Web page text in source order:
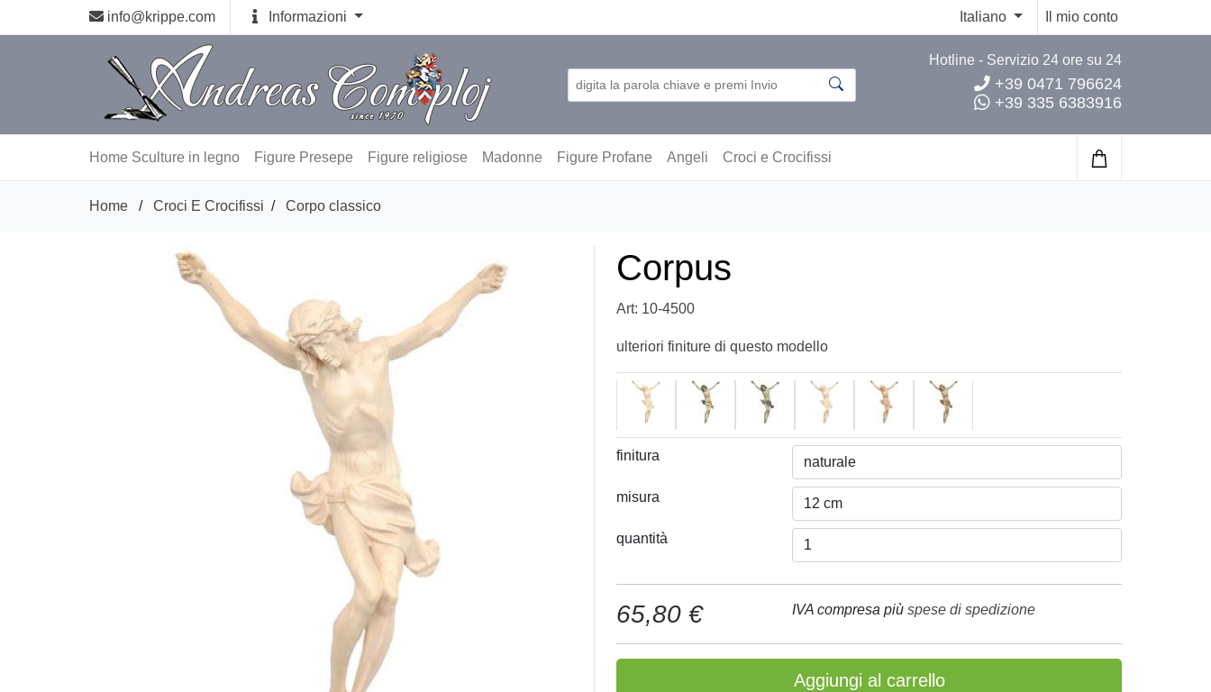
info@krippe.com Informazioni Italiano Il mio conto
Hotline - Servizio 24 ore su 24
+39 0471 796624
+39 335 6383916
Home Sculture in legno Figure Presepe Figure religiose Madonne Figure Profane Angeli Croci e Crocifissi
Home / Croci E Crocifissi / Corpo classico
Corpus
Art: 10-4500
ulteriori finiture di questo modello
finitura
misura
quantità
65,80 € IVA compresa più spese di spedizione
Aggiungi al carrello